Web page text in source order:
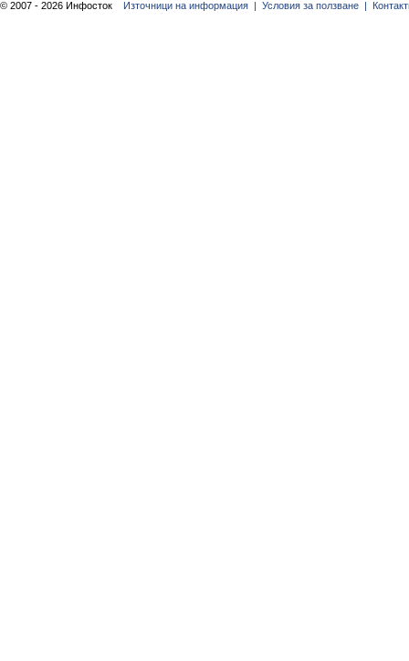
© 2007 - 2026 Инфосток Източници на информация | Условия за ползване |